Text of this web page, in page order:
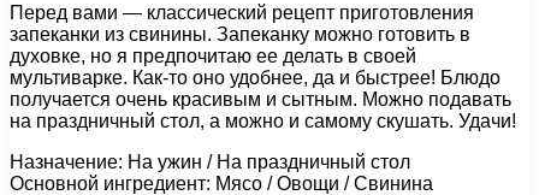
Перед вами — классический рецепт приготовления
запеканки из свинины. Запеканку можно готовить в
духовке, но я предпочитаю ее делать в своей
мультиварке. Как-то оно удобнее, да и быстрее! Блюдо
получается очень красивым и сытным. Можно подавать
на праздничный стол, а можно и самому скушать. Удачи!
Назначение: На ужин / На праздничный стол
Основной ингредиент: Мясо / Овощи / Свинина